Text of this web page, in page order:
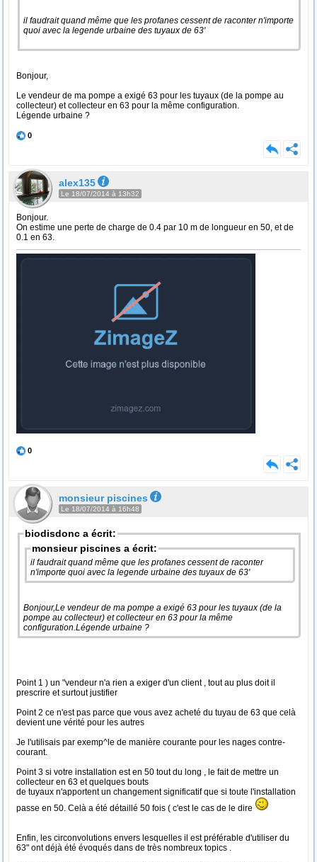
il faudrait quand même que les profanes cessent de raconter n'importe
quoi avec la legende urbaine des tuyaux de 63'
Bonjour,
Le vendeur de ma pompe a exigé 63 pour les tuyaux (de la pompe au
collecteur) et collecteur en 63 pour la même configuration.
Légende urbaine ?
0
alex135
Le 18/07/2014 à 13h32
Bonjour.
On estime une perte de charge de 0.4 par 10 m de longueur en 50, et de
0.1 en 63.
0
monsieur piscines
Le 18/07/2014 à 16h48
biodisdonc a écrit:
monsieur piscines a écrit:
il faudrait quand même que les profanes cessent de raconter
n'importe quoi avec la legende urbaine des tuyaux de 63'
Bonjour,Le vendeur de ma pompe a exigé 63 pour les tuyaux (de la
pompe au collecteur) et collecteur en 63 pour la même
configuration.Légende urbaine ?
Point 1 ) un "vendeur n'a rien a exiger d'un client , tout au plus doit il
prescrire et surtout justifier
Point 2 ce n'est pas parce que vous avez acheté du tuyau de 63 que celà
devient une vérité pour les autres
Je l'utilisais par exemp^le de manière courante pour les nages contre-
courant.
Point 3 si votre installation est en 50 tout du long , le fait de mettre un
collecteur en 63 et quelques bouts
de tuyaux n'apportent un changement significatif que si toute l'installation
passe en 50. Celà a été détaillé 50 fois ( c'est le cas de le dire
Enfin, les circonvolutions envers lesquelles il est préférable d'utiliser du
63" ont déjà été évoqués dans de très nombreux topics .